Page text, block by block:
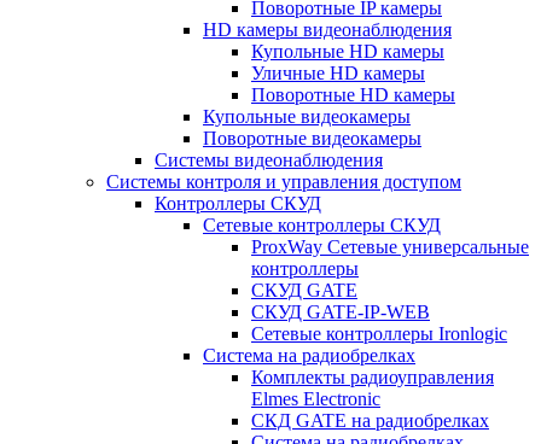
Поворотные IP камеры
HD камеры видеонаблюдения
Купольные HD камеры
Уличные HD камеры
Поворотные HD камеры
Купольные видеокамеры
Поворотные видеокамеры
Системы видеонаблюдения
Системы контроля и управления доступом
Контроллеры СКУД
Сетевые контроллеры СКУД
ProxWay Сетевые универсальные
контроллеры
СКУД GATE
СКУД GATE-IP-WEB
Сетевые контроллеры Ironlogic
Система на радиобрелках
Комплекты радиоуправления
Elmes Electronic
СКД GATE на радиобрелках